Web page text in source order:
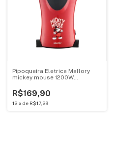
Pipoqueira Eletrica Mallory
mickey mouse 1200W
R$169,90
12 x de R$17,29